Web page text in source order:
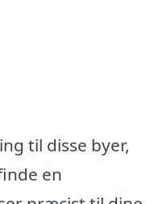
til disse byer,
en